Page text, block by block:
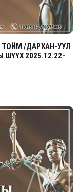
ТОЙМ /ДАРХАН-УУЛ
2025.12.22-